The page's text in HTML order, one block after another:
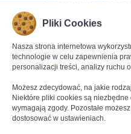
Formy Płatności
Dostawa
Zwroty
Gwarancja
Reklamacje
Pliki Cookies
Nasza strona internetowa
technologie w celu zapewnienia
personalizacji treści, analizy ruchu
Możesz zdecydować, na jakie
Niektóre pliki cookies są
wymagają zgody. Pozostałe
dostosować w ustawieniach.